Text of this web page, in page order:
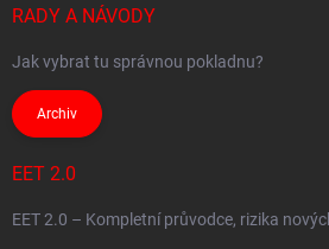
RADY A NÁVODY
Jak vybrat tu správnou pokladnu?
Archiv
EET 2.0
EET 2.0 – Kompletní průvodce, rizika